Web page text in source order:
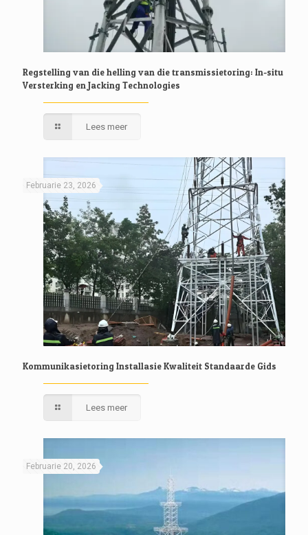
Regstelling van die helling van die transmissietoring: In-situ
Versterking en Jacking Technologies
Lees meer
Februarie 23, 2026
Kommunikasietoring Installasie Kwaliteit Standaarde Gids
Lees meer
Februarie 20, 2026